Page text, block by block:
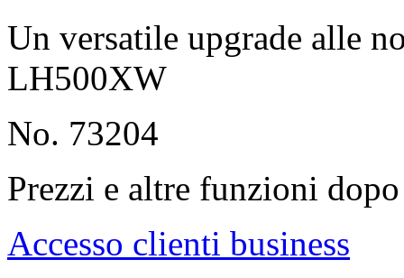
Un versatile upgrade alle
LH500XW
No. 73204
Prezzi e altre funzioni
Accesso clienti business